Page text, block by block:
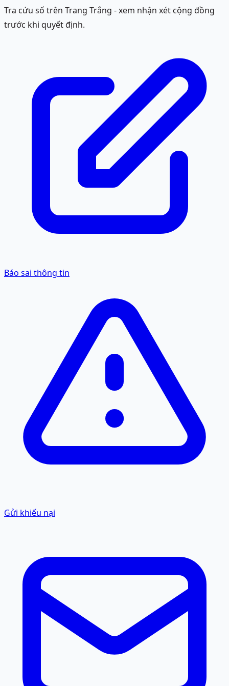
Tra cứu số trên Trang Trắng - xem nhận xét cộng đồng
trước khi quyết định.
Báo sai thông tin
Gửi khiếu nại